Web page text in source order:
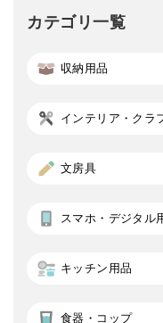
カテゴリ一覧
収納用品
インテリア・クラ
文房具
スマホ・デジタル
キッチン用品
食器・コップ